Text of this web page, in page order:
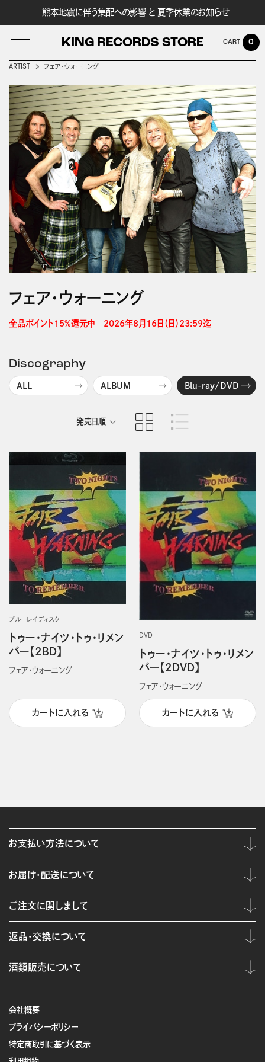
熊本地震に伴う集配への影響 と 夏季休業のお知らせ
KING RECORDS STORE
LOG IN
0
ARTIST フェア・ウォーニング
フェア・ウォーニング
全品ポイント15%還元中　2026年8月16日（日）23:59迄
Discography
ALL ALBUM Blu-ray/DVD
発売日順
ブルーレイディスク
トゥー・ナイツ・トゥ・リメン
バー【2BD】
フェア・ウォーニング
カートに入れる
DVD
トゥー・ナイツ・トゥ・リメン
バー【2DVD】
フェア・ウォーニング
カートに入れる
会社概要
プライバシーポリシー
特定商取引に基づく表示
お支払い方法について
お届け・配送について
ご注文に関しまして
返品・交換について
酒類販売について